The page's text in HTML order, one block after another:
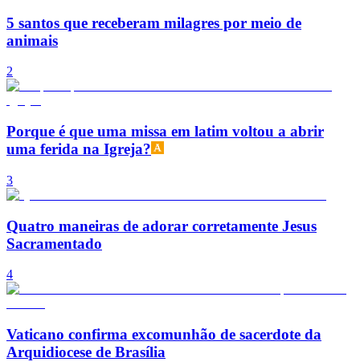
5 santos que receberam milagres por meio de
animais
2
Porque é que uma missa em latim voltou a abrir
uma ferida na Igreja?
3
Quatro maneiras de adorar corretamente Jesus
Sacramentado
4
Vaticano confirma excomunhão de sacerdote da
Arquidiocese de Brasília